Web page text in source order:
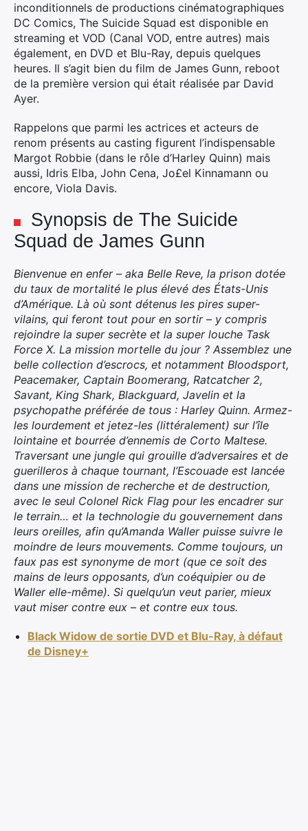
inconditionnels de productions cinématographiques
DC Comics, The Suicide Squad est disponible en
streaming et VOD (Canal VOD, entre autres) mais
également, en DVD et Blu-Ray, depuis quelques
heures. Il s’agit bien du film de James Gunn, reboot
de la première version qui était réalisée par David
Ayer.
Rappelons que parmi les actrices et acteurs de
renom présents au casting figurent l’indispensable
Margot Robbie (dans le rôle d’Harley Quinn) mais
aussi, Idris Elba, John Cena, Jo£el Kinnamann ou
encore, Viola Davis.
Synopsis de The Suicide
Squad de James Gunn
Bienvenue en enfer – aka Belle Reve, la prison dotée
du taux de mortalité le plus élevé des États-Unis
d’Amérique. Là où sont détenus les pires super-
vilains, qui feront tout pour en sortir – y compris
rejoindre la super secrète et la super louche Task
Force X. La mission mortelle du jour ? Assemblez une
belle collection d’escrocs, et notamment Bloodsport,
Peacemaker, Captain Boomerang, Ratcatcher 2,
Savant, King Shark, Blackguard, Javelin et la
psychopathe préférée de tous : Harley Quinn. Armez-
les lourdement et jetez-les (littéralement) sur l’île
lointaine et bourrée d’ennemis de Corto Maltese.
Traversant une jungle qui grouille d’adversaires et de
guerilleros à chaque tournant, l’Escouade est lancée
dans une mission de recherche et de destruction,
avec le seul Colonel Rick Flag pour les encadrer sur
le terrain… et la technologie du gouvernement dans
leurs oreilles, afin qu’Amanda Waller puisse suivre le
moindre de leurs mouvements. Comme toujours, un
faux pas est synonyme de mort (que ce soit des
mains de leurs opposants, d’un coéquipier ou de
Waller elle-même). Si quelqu’un veut parier, mieux
vaut miser contre eux – et contre eux tous.
Black Widow de sortie DVD et Blu-Ray, à défaut
de Disney+